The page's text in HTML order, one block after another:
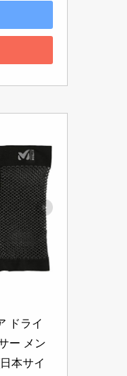
ドライ
ー メン
本サイ